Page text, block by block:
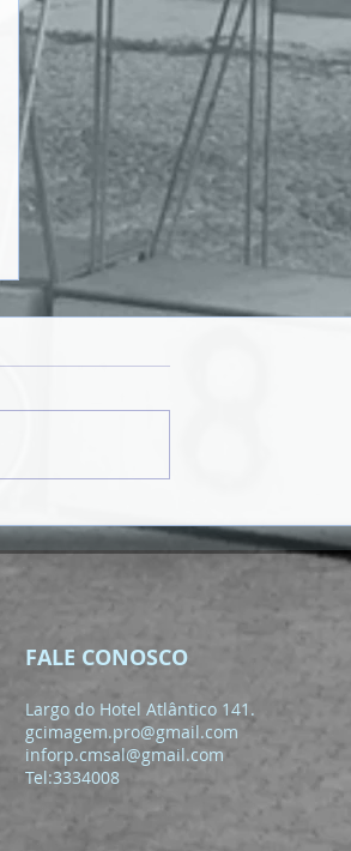
FALE CONOSCO
Largo do Hotel Atlântico 141.
gcimagem.pro@gmail.com
inforp.cmsal@gmail.com
Tel:3334008